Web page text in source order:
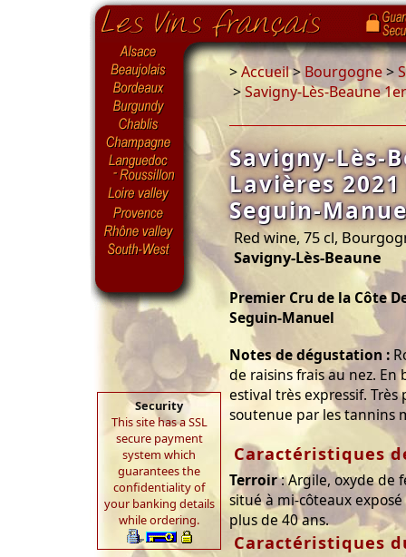
Security
This site has a SSL
secure payment
system which
guarantees the
confidentiality of
your banking details
while ordering.
>Accueil>Bourgogne>
>Savigny-Lès-Beaune
Savigny-Lès-
Lavières
Seguin-
Red wine, 75 cl,
Savigny-Lès-Beaune
Premier Cru de la Côte
Seguin-Manuel
Notes de dégustation :
de raisins frais au nez.
estival très expressif.
soutenue par les tannins
Caractéristiques
Terroir: Argile, oxyde de
situé à mi-côteaux
plus de 40 ans.
Caractéristiques